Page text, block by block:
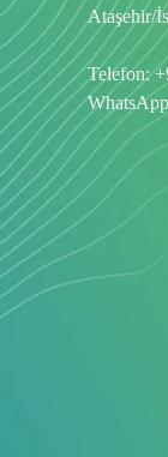
Ataşehir/
Telefon: